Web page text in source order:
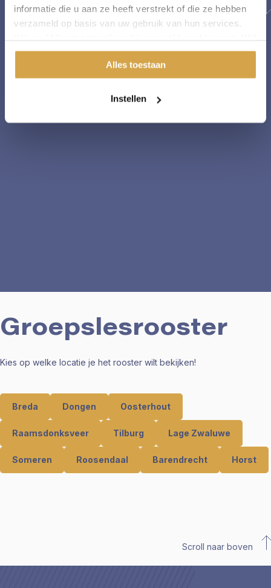
informatie die u aan ze heeft verstrekt of die ze hebben
verzameld op basis van uw gebruik van hun services.
u liever geen cookies, klik dan op "instellen". Op onze
kunt u meer lezen over onze cookies.
Alles toestaan
Instellen
Scroll voor meer
Groepslesrooster
Kies op welke locatie je het rooster wilt bekijken!
Breda Dongen Oosterhout
Raamsdonksveer Tilburg Lage Zwaluwe
Someren Roosendaal Barendrecht Horst
Scroll naar boven